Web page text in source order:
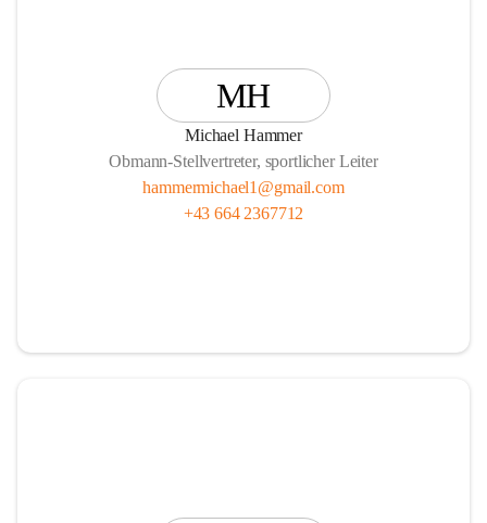
MH
Michael Hammer
Obmann-Stellvertreter, sportlicher Leiter
hammermichael1@gmail.com
+43 664 2367712